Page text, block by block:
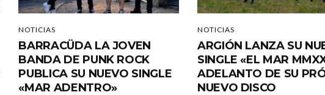
NOTICIAS
BARRACÜDA LA JOVEN
BANDA DE PUNK ROCK
PUBLICA SU NUEVO SINGLE
«MAR ADENTRO»
NOTICIAS
ARGIÓN LANZA SU
SINGLE «EL MAR
ADELANTO DE SU
NUEVO DISCO